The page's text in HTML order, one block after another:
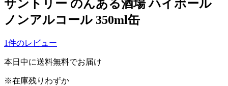
サントリー のんある酒場 ハイボール
ノンアルコール 350ml缶
1件のレビュー
本日中に送料無料でお届け
※在庫残りわずか